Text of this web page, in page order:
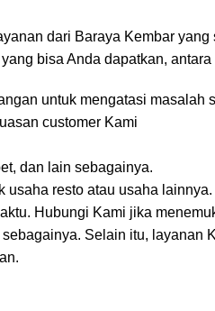
dari Baraya Kembar yang
bisa Anda dapatkan, antara
untuk mengatasi masalah
customer Kami
dan lain sebagainya.
usaha resto atau usaha lainnya.
Hubungi Kami jika
Selain itu, layanan